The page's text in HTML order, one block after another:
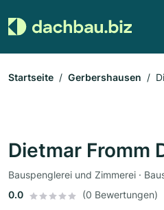
Startseite Gerbershausen
Dietmar Fromm
0.0
(0 Bewertungen)